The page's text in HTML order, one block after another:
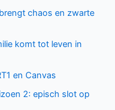
chaos en zwarte
komt tot leven in
en Canvas
2: episch slot op